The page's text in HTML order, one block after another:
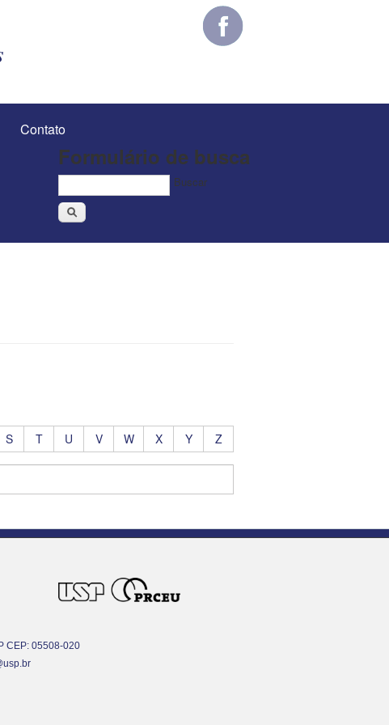
Contato
Formulário de busca
Buscar
S T U V W X Y Z
CEP: 05508-020